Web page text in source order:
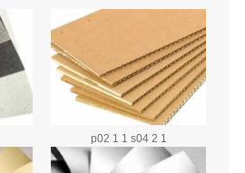
p02 1 1 s04 2 1